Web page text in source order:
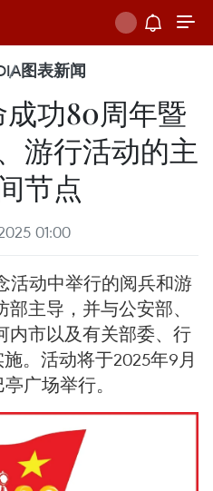
图表新闻
功80周年暨
游行活动的主
节点
01:00
活动中举行的阅兵和游
主导，并与公安部、
内市以及有关部委、行
。活动将于2025年9月
广场举行。